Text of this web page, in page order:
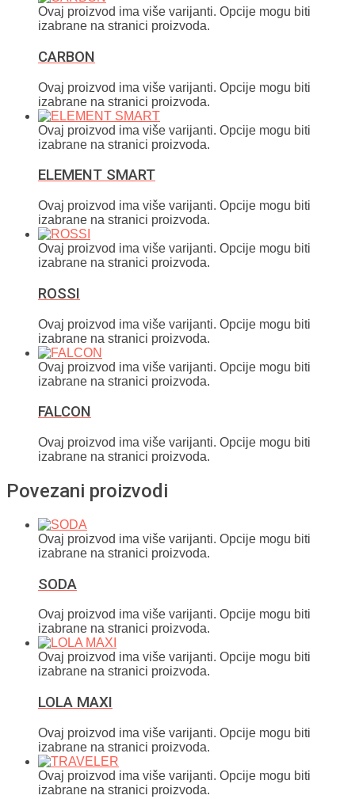
Ovaj proizvod ima više varijanti. Opcije mogu biti
izabrane na stranici proizvoda.
CARBON
Ovaj proizvod ima više varijanti. Opcije mogu biti
izabrane na stranici proizvoda.
Ovaj proizvod ima više varijanti. Opcije mogu biti
izabrane na stranici proizvoda.
ELEMENT SMART
Ovaj proizvod ima više varijanti. Opcije mogu biti
izabrane na stranici proizvoda.
Ovaj proizvod ima više varijanti. Opcije mogu biti
izabrane na stranici proizvoda.
ROSSI
Ovaj proizvod ima više varijanti. Opcije mogu biti
izabrane na stranici proizvoda.
Ovaj proizvod ima više varijanti. Opcije mogu biti
izabrane na stranici proizvoda.
FALCON
Ovaj proizvod ima više varijanti. Opcije mogu biti
izabrane na stranici proizvoda.
Povezani proizvodi
Ovaj proizvod ima više varijanti. Opcije mogu biti
izabrane na stranici proizvoda.
SODA
Ovaj proizvod ima više varijanti. Opcije mogu biti
izabrane na stranici proizvoda.
Ovaj proizvod ima više varijanti. Opcije mogu biti
izabrane na stranici proizvoda.
LOLA MAXI
Ovaj proizvod ima više varijanti. Opcije mogu biti
izabrane na stranici proizvoda.
Ovaj proizvod ima više varijanti. Opcije mogu biti
izabrane na stranici proizvoda.